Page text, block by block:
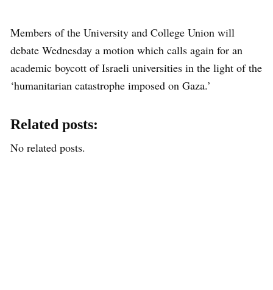
Members of the University and College Union will
debate Wednesday a motion which calls again for an
academic boycott of Israeli universities in the light of the
‘humanitarian catastrophe imposed on Gaza.’
Related posts:
No related posts.